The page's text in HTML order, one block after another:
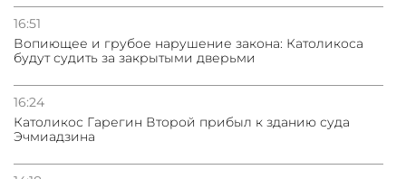
16:51
Вопиющее и грубое нарушение закона: Католикоса
будут судить за закрытыми дверьми
16:24
Католикос Гарегин Второй прибыл к зданию суда
Эчмиадзина